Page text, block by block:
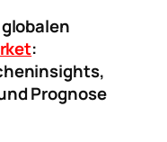
:
Prognose